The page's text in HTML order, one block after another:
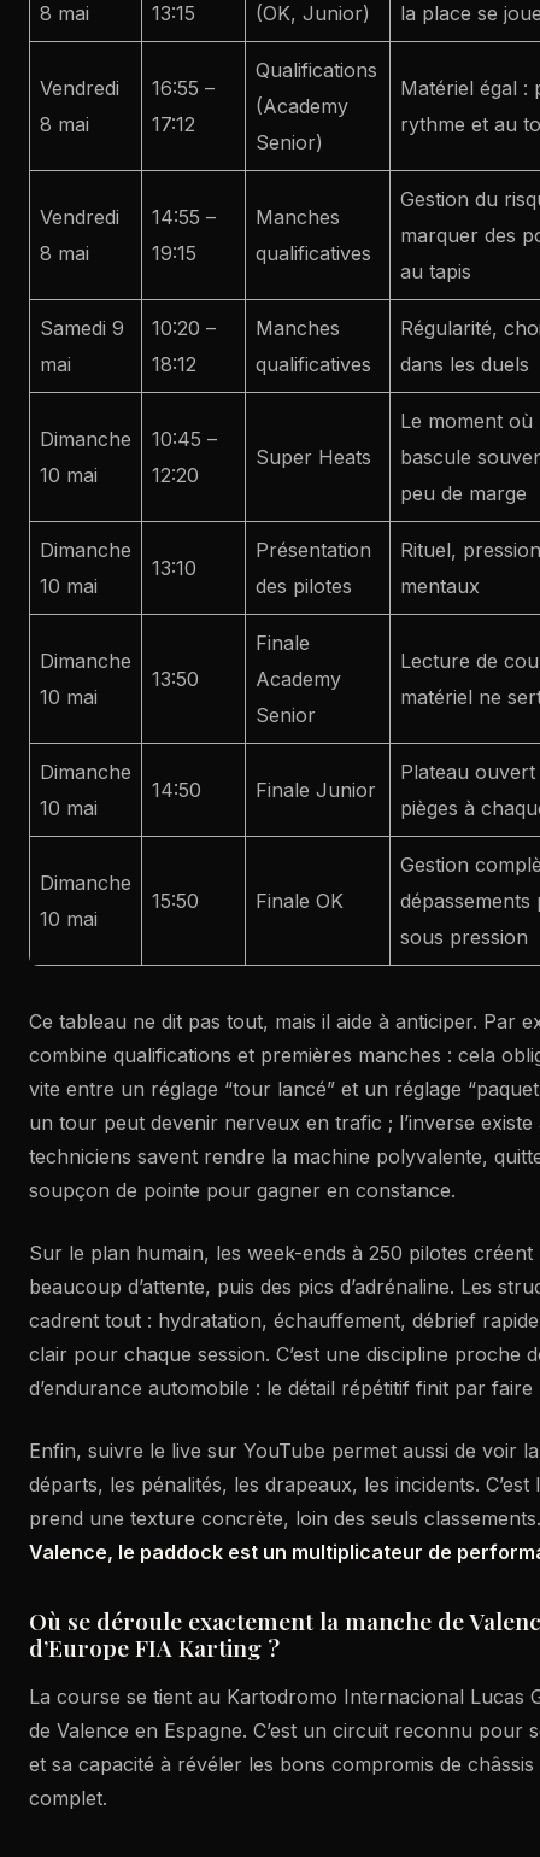
8 mai
13:15
(OK, Junior)
la place se
Vendredi
8 mai
16:55 –
17:12
Qualifications
(Academy
Senior)
Matériel égal :
rythme et au
Vendredi
8 mai
14:55 –
19:15
Manches
qualificatives
Gestion du
marquer des
au tapis
Samedi 9
mai
10:20 –
18:12
Manches
qualificatives
Régularité,
dans les duels
Dimanche
10 mai
10:45 –
12:20
Super Heats
Le moment
bascule
peu de marge
Dimanche
10 mai
13:10
Présentation
des pilotes
Rituel,
mentaux
Dimanche
10 mai
13:50
Finale
Academy
Senior
Lecture de
matériel ne
Dimanche
10 mai
14:50 Finale Junior
Plateau
pièges à
Dimanche
10 mai
15:50 Finale OK
Gestion
sous pression
Ce tableau ne dit pas tout, mais il aide à anticiper. Par
combine qualifications et premières manches : cela
vite entre un réglage “tour lancé” et un réglage
un tour peut devenir nerveux en trafic ; l’inverse existe
techniciens savent rendre la machine polyvalente,
soupçon de pointe pour gagner en constance.
Sur le plan humain, les week-ends à 250 pilotes
beaucoup d’attente, puis des pics d’adrénaline. Les
cadrent tout : hydratation, échauffement, débrief
clair pour chaque session. C’est une discipline proche
d’endurance automobile : le détail répétitif finit par faire
Enfin, suivre le live sur YouTube permet aussi de voir
départs, les pénalités, les drapeaux, les incidents.
prend une texture concrète, loin des seuls
Valence, le paddock est un multiplicateur de
Où se déroule exactement la manche de
d’Europe FIA Karting ?
La course se tient au Kartodromo Internacional Lucas
de Valence en Espagne. C’est un circuit reconnu pour
et sa capacité à révéler les bons compromis de
complet.